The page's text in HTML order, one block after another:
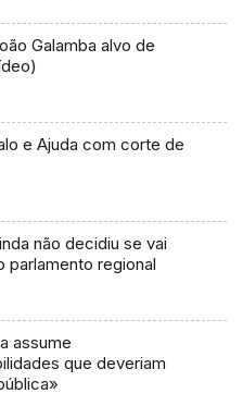
Galamba alvo de
e Ajuda com corte de
não decidiu se vai
parlamento regional
assume
que deveriam